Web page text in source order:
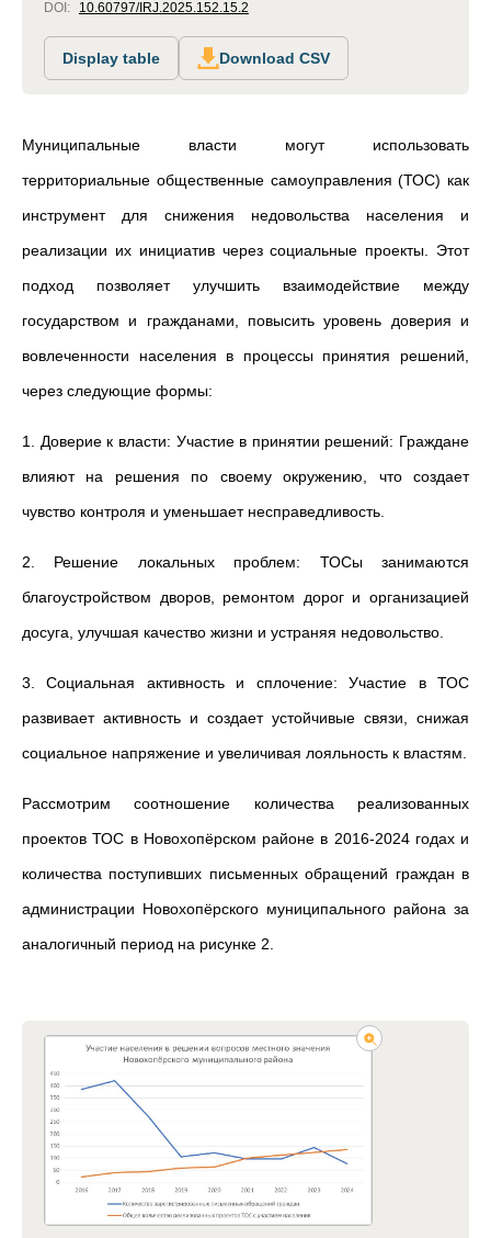
DOI: 10.60797/IRJ.2025.152.15.2
Display table Download CSV
Муниципальные власти могут использовать
территориальные общественные самоуправления (ТОС) как
инструмент для снижения недовольства населения и
реализации их инициатив через социальные проекты. Этот
подход позволяет улучшить взаимодействие между
государством и гражданами, повысить уровень доверия и
вовлеченности населения в процессы принятия решений,
через следующие формы:
1. Доверие к власти: Участие в принятии решений: Граждане
влияют на решения по своему окружению, что создает
чувство контроля и уменьшает несправедливость.
2. Решение локальных проблем: ТОСы занимаются
благоустройством дворов, ремонтом дорог и организацией
досуга, улучшая качество жизни и устраняя недовольство.
3. Социальная активность и сплочение: Участие в ТОС
развивает активность и создает устойчивые связи, снижая
социальное напряжение и увеличивая лояльность к властям.
Рассмотрим соотношение количества реализованных
проектов ТОС в Новохопёрском районе в 2016-2024 годах и
количества поступивших письменных обращений граждан в
администрации Новохопёрского муниципального района за
аналогичный период на рисунке 2.